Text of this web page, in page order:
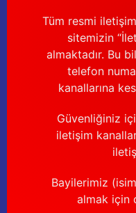
Tüm resmi
sitemizin
almaktadır. Bu
telefon
kanallarına
Güvenliğiniz
iletişim
Bayilerimiz
almak için